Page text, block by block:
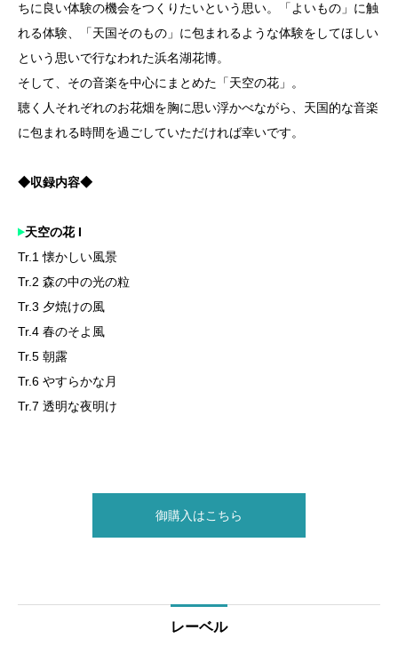
ちに良い体験の機会をつくりたいという思い。「よいもの」に触
れる体験、「天国そのもの」に包まれるような体験をしてほしい
という思いで行なわれた浜名湖花博。
そして、その音楽を中心にまとめた「天空の花」。
聴く人それぞれのお花畑を胸に思い浮かべながら、天国的な音楽
に包まれる時間を過ごしていただければ幸いです。
◆収録内容◆
天空の花 I
Tr.1 懐かしい風景
Tr.2 森の中の光の粒
Tr.3 夕焼けの風
Tr.4 春のそよ風
Tr.5 朝露
Tr.6 やすらかな月
Tr.7 透明な夜明け
御購入はこちら
レーベル